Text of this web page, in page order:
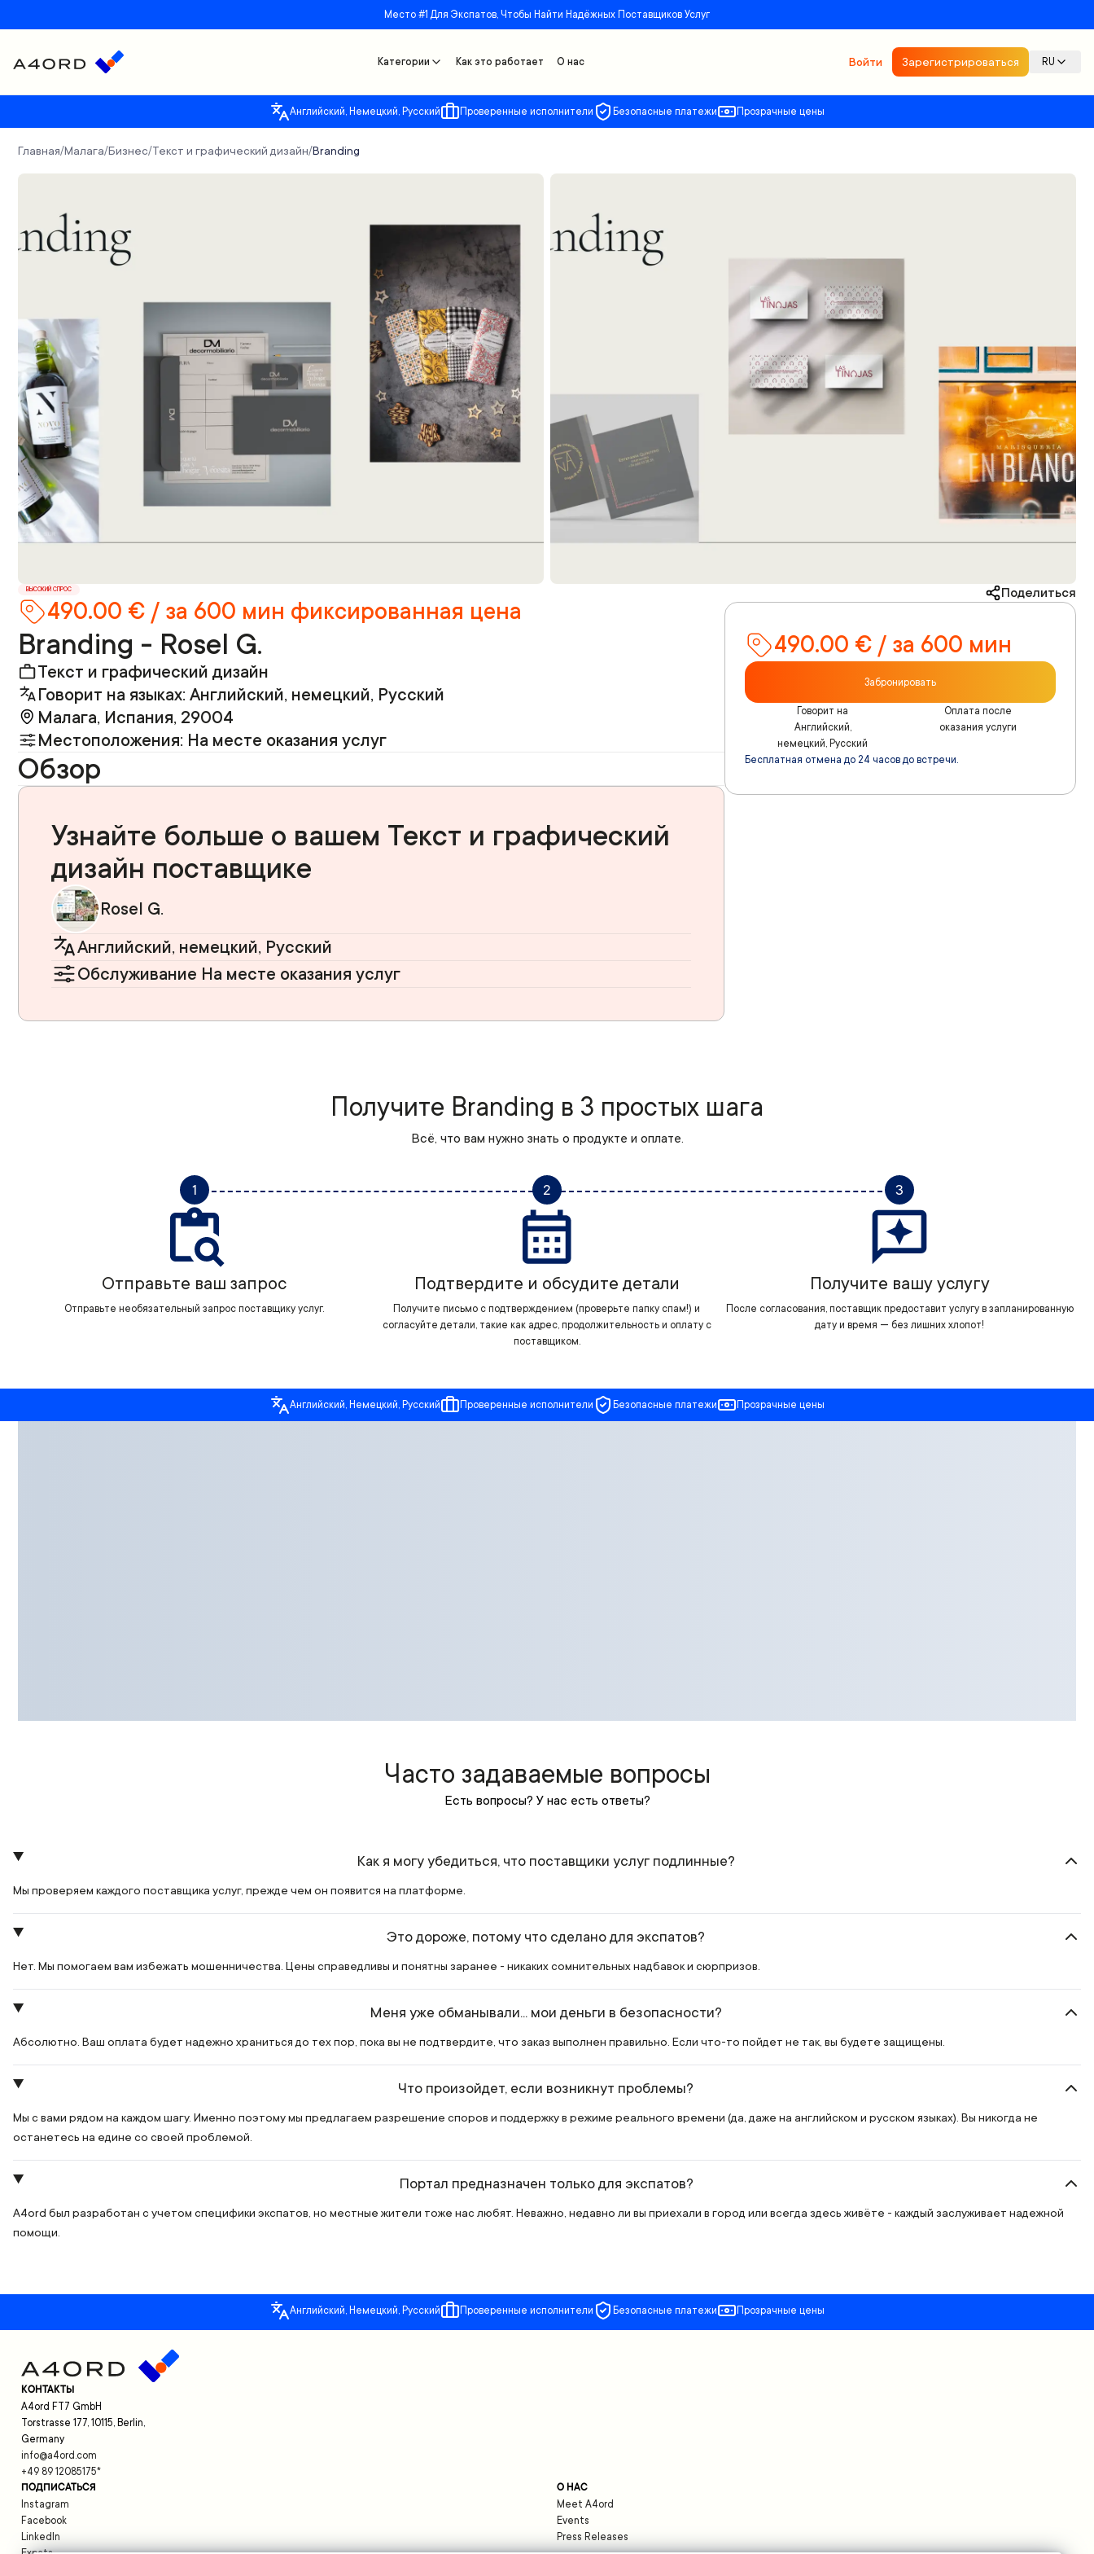
Место #1 Для Экспатов, Чтобы Найти Надёжных Поставщиков Услуг
Категории Как это работает О нас Войти Зарегистрироваться RU
Английский, Немецкий, Русский Проверенные исполнители Безопасные платежи Прозрачные цены
Главная/Малага/Бизнес/Текст и графический дизайн/Branding
ВЫСОКИЙ СПРОС
490.00 € / за 600 мин фиксированная цена
Branding - Rosel G.
Текст и графический дизайн
Говорит на языках: Английский, немецкий, Русский
Малага, Испания, 29004
Местоположения: На месте оказания услуг
Обзор
Узнайте больше о вашем Текст и графический
дизайн поставщике
Rosel G.
Английский, немецкий, Русский
Обслуживание На месте оказания услуг
Поделиться
490.00 € / за 600 мин
Забронировать
Говорит на
Английский,
немецкий, Русский
Оплата после
оказания услуги
Бесплатная отмена до 24 часов до встречи.
Получите Branding в 3 простых шага
Всё, что вам нужно знать о продукте и оплате.
1
Отправьте ваш запрос
Отправьте необязательный запрос поставщику услуг.
2
Подтвердите и обсудите детали
Получите письмо с подтверждением (проверьте папку спам!) и
согласуйте детали, такие как адрес, продолжительность и оплату с
поставщиком.
3
Получите вашу услугу
После согласования, поставщик предоставит услугу в запланированную
дату и время — без лишних хлопот!
Английский, Немецкий, Русский Проверенные исполнители Безопасные платежи Прозрачные цены
Часто задаваемые вопросы
Есть вопросы? У нас есть ответы?
Как я могу убедиться, что поставщики услуг подлинные?
Мы проверяем каждого поставщика услуг, прежде чем он появится на платформе.
Это дороже, потому что сделано для экспатов?
Нет. Мы помогаем вам избежать мошенничества. Цены справедливы и понятны заранее - никаких сомнительных надбавок и сюрпризов.
Меня уже обманывали... мои деньги в безопасности?
Абсолютно. Ваш оплата будет надежно храниться до тех пор, пока вы не подтвердите, что заказ выполнен правильно. Если что-то пойдет не так, вы будете защищены.
Что произойдет, если возникнут проблемы?
Мы с вами рядом на каждом шагу. Именно поэтому мы предлагаем разрешение споров и поддержку в режиме реального времени (да, даже на английском и русском языках). Вы никогда не
останетесь на едине со своей проблемой.
Портал предназначен только для экспатов?
A4ord был разработан с учетом специфики экспатов, но местные жители тоже нас любят. Неважно, недавно ли вы приехали в город или всегда здесь живёте - каждый заслуживает надежной
помощи.
Английский, Немецкий, Русский Проверенные исполнители Безопасные платежи Прозрачные цены
КОНТАКТЫ
A4ord FT7 GmbH
Torstrasse 177, 10115, Berlin,
Germany
info@a4ord.com
+49 89 12085175*
ПОДПИСАТЬСЯ
Instagram
Facebook
LinkedIn
О НАС
Meet A4ord
Events
Press Releases